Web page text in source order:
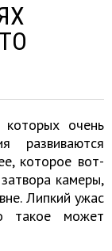
очень
развиваются
которое вот-
камеры,
Липкий ужас
такое может